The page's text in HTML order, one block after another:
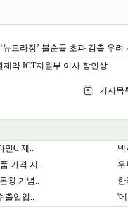
뉴트라정’ 불순물 초과 검출 우
제약 ICT지원부 이사 장인상
기사목
민C 제..
넥
가격 지..
우
칭 기념..
한
출입업..
'